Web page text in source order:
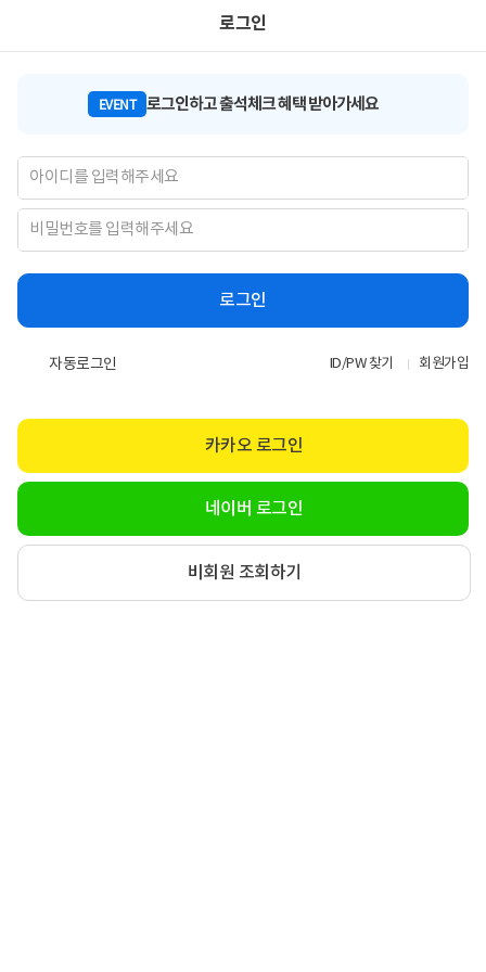
로그인
EVENT 로그인하고 출석체크 혜택 받아가세요
로그인
자동로그인 ID/PW 찾기 회원가입
카카오 로그인
네이버 로그인
비회원 조회하기